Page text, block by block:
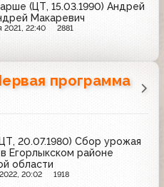
(ЦТ, 15.03.1990) Андрей
Макаревич
2021, 22:40 2881
программа
20.07.1980) Сбор урожая
Егорлыкском районе
области
20:02 1918